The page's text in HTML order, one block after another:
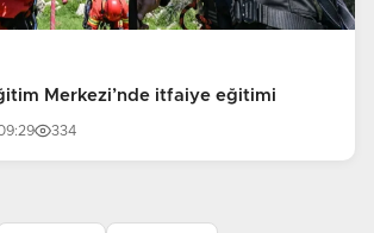
Merkezi’nde itfaiye eğitimi
334